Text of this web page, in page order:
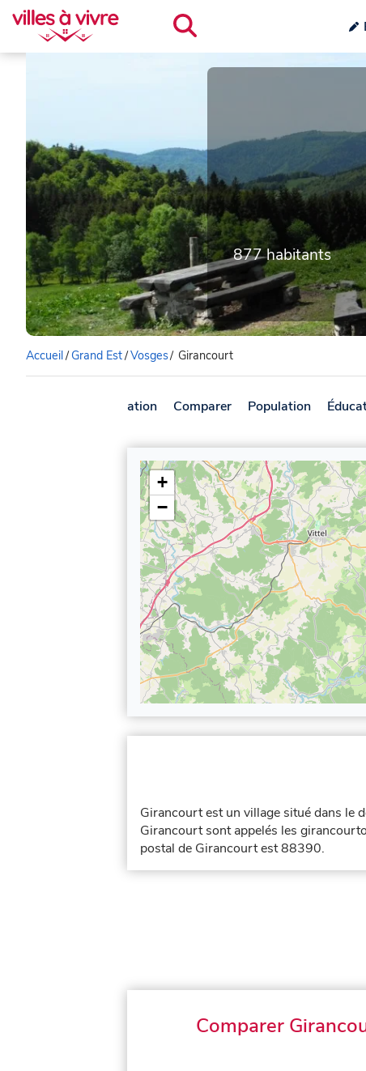
877 habitants
Accueil/Grand Est/Vosges/ Girancourt
Présentation Comparer Population
+
−
Girancourt est un village situé dans le
Girancourt sont appelés les
postal de Girancourt est 88390.
Comparer